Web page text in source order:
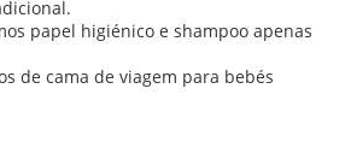
papel higiénico e shampoo apenas
de cama de viagem para bebés